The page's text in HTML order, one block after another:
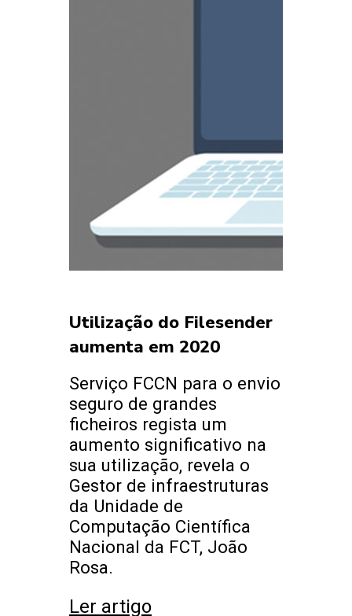
Utilização do Filesender
aumenta em 2020
Serviço FCCN para o envio
seguro de grandes
ficheiros regista um
aumento significativo na
sua utilização, revela o
Gestor de infraestruturas
da Unidade de
Computação Científica
Nacional da FCT, João
Rosa.
Ler artigo